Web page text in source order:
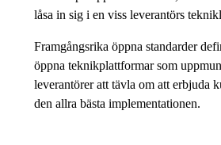
låsa in sig i en viss leverantörs
Framgångsrika öppna standarder
öppna teknikplattformar som
leverantörer att tävla om att erbjuda
den allra bästa implementationen.